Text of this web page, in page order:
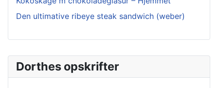
Dorthes opskrifter
Den ultimative ribeye steak sandwich (weber)